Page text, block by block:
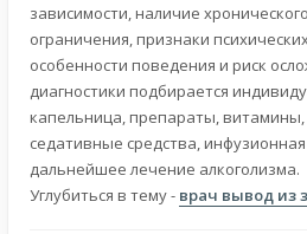
зависимости, наличие
ограничения, признаки
особенности поведения и риск
диагностики подбирается
капельница, препараты,
седативные средства,
дальнейшее лечение алкоголизма.
Углубиться в тему - врач вывод из